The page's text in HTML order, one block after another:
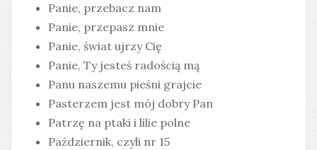
Panie, przebacz nam
Panie, przepasz mnie
Panie, świat ujrzy Cię
Panie, Ty jesteś radością mą
Panu naszemu pieśni grajcie
Pasterzem jest mój dobry Pan
Patrzę na ptaki i lilie polne
Październik, czyli nr 15